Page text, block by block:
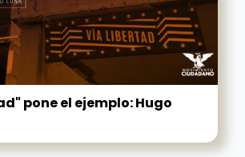
pone el ejemplo: Hugo